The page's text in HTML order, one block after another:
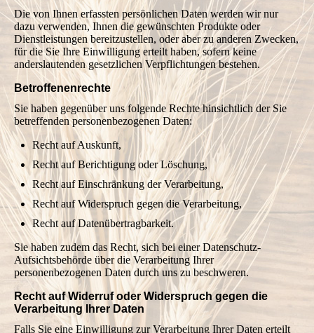
Die von Ihnen erfassten persönlichen Daten werden wir nur
dazu verwenden, Ihnen die gewünschten Produkte oder
Dienstleistungen bereitzustellen, oder aber zu anderen Zwecken,
für die Sie Ihre Einwilligung erteilt haben, sofern keine
anderslautenden gesetzlichen Verpflichtungen bestehen.
Betroffenenrechte
Sie haben gegenüber uns folgende Rechte hinsichtlich der Sie
betreffenden personenbezogenen Daten:
Recht auf Auskunft,
Recht auf Berichtigung oder Löschung,
Recht auf Einschränkung der Verarbeitung,
Recht auf Widerspruch gegen die Verarbeitung,
Recht auf Datenübertragbarkeit.
Sie haben zudem das Recht, sich bei einer Datenschutz-
Aufsichtsbehörde über die Verarbeitung Ihrer
personenbezogenen Daten durch uns zu beschweren.
Recht auf Widerruf oder Widerspruch gegen die
Verarbeitung Ihrer Daten
Falls Sie eine Einwilligung zur Verarbeitung Ihrer Daten erteilt